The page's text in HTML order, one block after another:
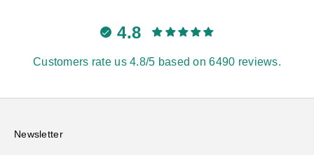
4.8
Customers rate us 4.8/5 based on 6490 reviews.
Newsletter